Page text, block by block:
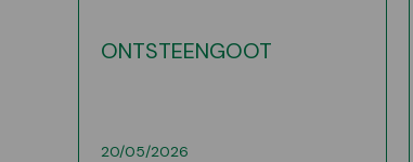
ONTSTEENGOOT
20/05/2026